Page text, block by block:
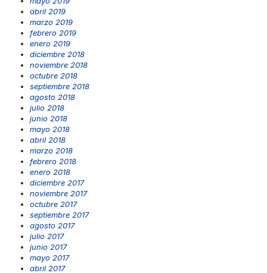
abril 2019
marzo 2019
febrero 2019
enero 2019
diciembre 2018
noviembre 2018
octubre 2018
septiembre 2018
agosto 2018
julio 2018
junio 2018
mayo 2018
abril 2018
marzo 2018
febrero 2018
enero 2018
diciembre 2017
noviembre 2017
octubre 2017
septiembre 2017
agosto 2017
julio 2017
junio 2017
mayo 2017
abril 2017